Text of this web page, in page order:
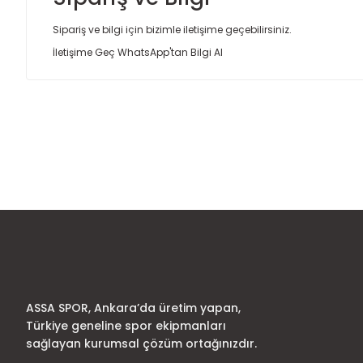
Sipariş ve bilgi için bizimle iletişime geçebilirsiniz.
İletişime Geç WhatsApp'tan Bilgi Al
Ürün bilgilerinde hatalar bulunuyor.
ASSA SPOR, Ankara’da üretim yapan,
Türkiye geneline spor ekipmanları
sağlayan kurumsal çözüm ortağınızdır.